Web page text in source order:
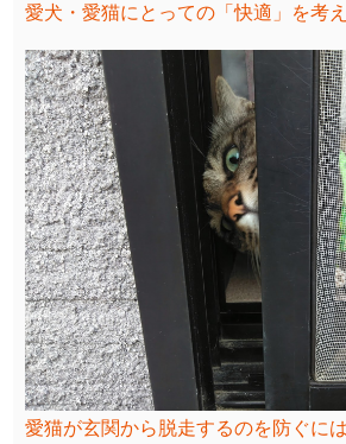
愛犬・愛猫にとっての「快適」を考え
愛猫が玄関から脱走するのを防ぐに